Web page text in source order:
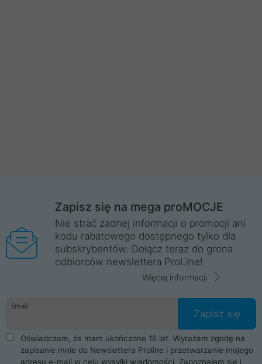
Zapisz się na mega proMOCJE
Nie strać żadnej informacji o promocji ani
kodu rabatowego dostępnego tylko dla
subskrybentów. Dołącz teraz do grona
odbiorców newslettera ProLine!
Więcej informacji
Email
Zapisz się
Oświadczam, że mam ukończone 16 lat. Wyrażam zgodę na
zapisanie mnie do Newslettera Proline i przetwarzanie mojego
adresu e-mail w celu wysyłki wiadomości. Zapoznałem się i